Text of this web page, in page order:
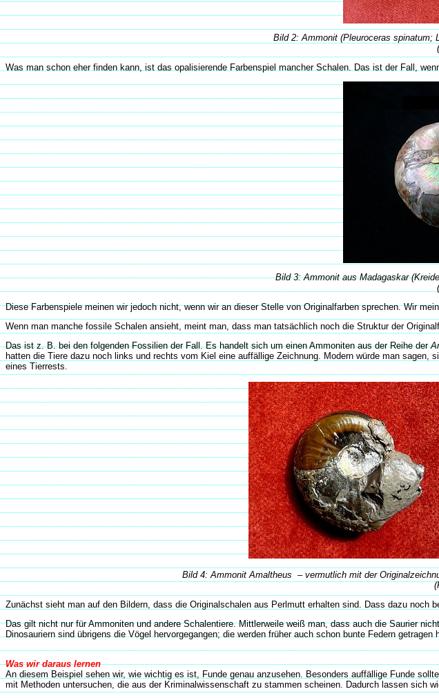
Bild 2: Ammonit (Pleuroceras spinatum;
Was man schon eher finden kann, ist das opalisierende Farbenspiel mancher Schalen. Das ist der Fall,
Bild 3: Ammonit aus Madagaskar
Diese Farbenspiele meinen wir jedoch nicht, wenn wir an dieser Stelle von Originalfarben sprechen. Wir
Wenn man manche fossile Schalen ansieht, meint man, dass man tatsächlich noch die Struktur der
Das ist z. B. bei den folgenden Fossilien der Fall. Es handelt sich um einen Ammoniten aus der Reihe der
hatten die Tiere dazu noch links und rechts vom Kiel eine auffällige Zeichnung. Modern würde man
eines Tierrests.
Bild 4: Ammonit Amaltheus – vermutlich mit der
Zunächst sieht man auf den Bildern, dass die Originalschalen aus Perlmutt erhalten sind. Dass dazu noch
Das gilt nicht nur für Ammoniten und andere Schalentiere. Mittlerweile weiß man, dass auch die Saurier
Dinosauriern sind übrigens die Vögel hervorgegangen; die werden früher auch schon bunte Federn getragen
Was wir daraus lernen
An diesem Beispiel sehen wir, wie wichtig es ist, Funde genau anzusehen. Besonders auffällige Funde
mit Methoden untersuchen, die aus der Kriminalwissenschaft zu stammen scheinen. Dadurch lassen sich